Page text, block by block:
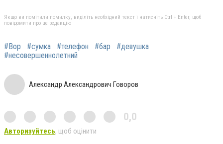
Якщо ви помітили помилку, виділіть необхідний текст і натисніть Ctrl + Enter, щоб
повідомити про це редакцію
#Вор #сумка #телефон #бар
#девушка
#несовершеннолетний
Александр Александрович Говоров
0,0
Авторизуйтесь, щоб оцінити